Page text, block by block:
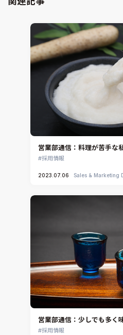
CAD連携・CAE業務支援
MBDプロセス構築コンサル
CAEエンジニアリングコン
音響設計
CAE分野におけるAIコンサ
システム構築と開発
CONVERGE
iconCFD
SIMULIA Abaqus Unified
Simcenter Flotherm
Simcenter Flotherm XT
Ansys Electronics
DEMITASNX
Simcenter 3D Acoustics
Rocky
CATIA V5 Analysis
3DEXPERIENCE SIMULIA
CADfix
Ansys Granta MI
Ansys Granta Selector
営業部通信：料理が苦手な
採用情報
2023.07.06 Sales & Marketing
営業部通信：少しでも多く
採用情報